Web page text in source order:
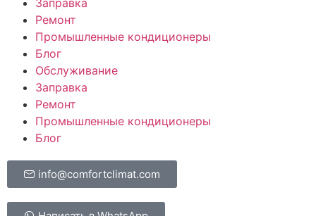
Заправка
Ремонт
Промышленные кондиционеры
Блог
Обслуживание
Заправка
Ремонт
Промышленные кондиционеры
Блог
info@comfortclimat.com